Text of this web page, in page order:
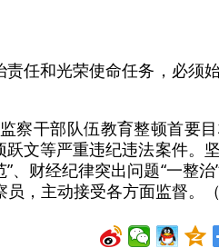
任和光荣使命任务，必须
察干部队伍教育整顿首要
文等严重违纪违法案件。
、财经纪律突出问题“一整
，主动接受各方面监督。（